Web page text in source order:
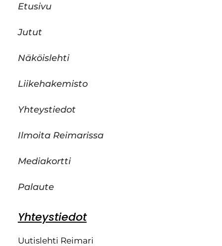
Etusivu
Jutut
Näköislehti
Liikehakemisto
Yhteystiedot
Ilmoita Reimarissa
Mediakortti
Palaute
Yhteystiedot
Uutislehti Reimari